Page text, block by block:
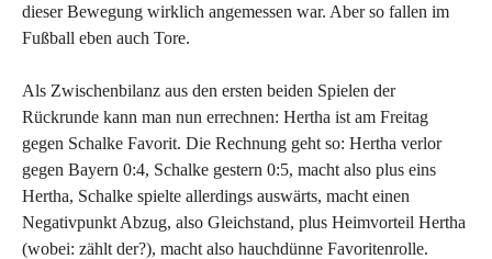
dieser Bewegung wirklich angemessen war. Aber so fallen im
Fußball eben auch Tore.
Als Zwischenbilanz aus den ersten beiden Spielen der
Rückrunde kann man nun errechnen: Hertha ist am Freitag
gegen Schalke Favorit. Die Rechnung geht so: Hertha verlor
gegen Bayern 0:4, Schalke gestern 0:5, macht also plus eins
Hertha, Schalke spielte allerdings auswärts, macht einen
Negativpunkt Abzug, also Gleichstand, plus Heimvorteil Hertha
(wobei: zählt der?), macht also hauchdünne Favoritenrolle.